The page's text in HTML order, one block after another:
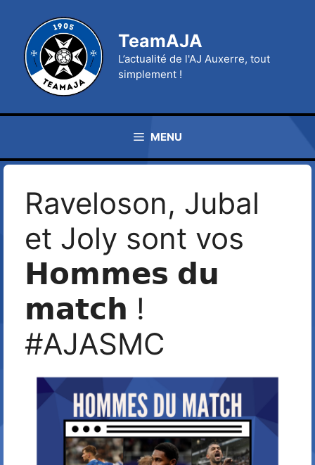
contenu
TeamAJA
L’actualité de l'AJ Auxerre, tout
simplement !
MENU
Raveloson, Jubal
et Joly sont vos
𝗛𝗼𝗺𝗺𝗲𝘀 𝗱𝘂
𝗺𝗮𝘁𝗰𝗵 !
#AJASMC